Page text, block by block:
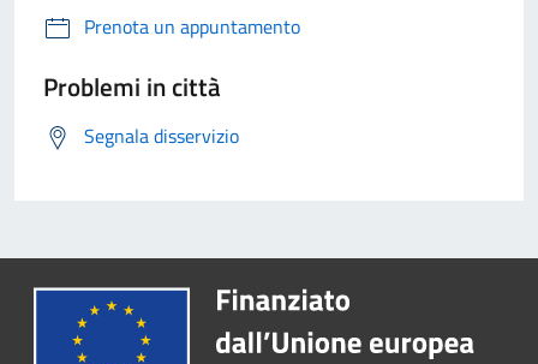
Prenota un appuntamento
Problemi in città
Segnala disservizio